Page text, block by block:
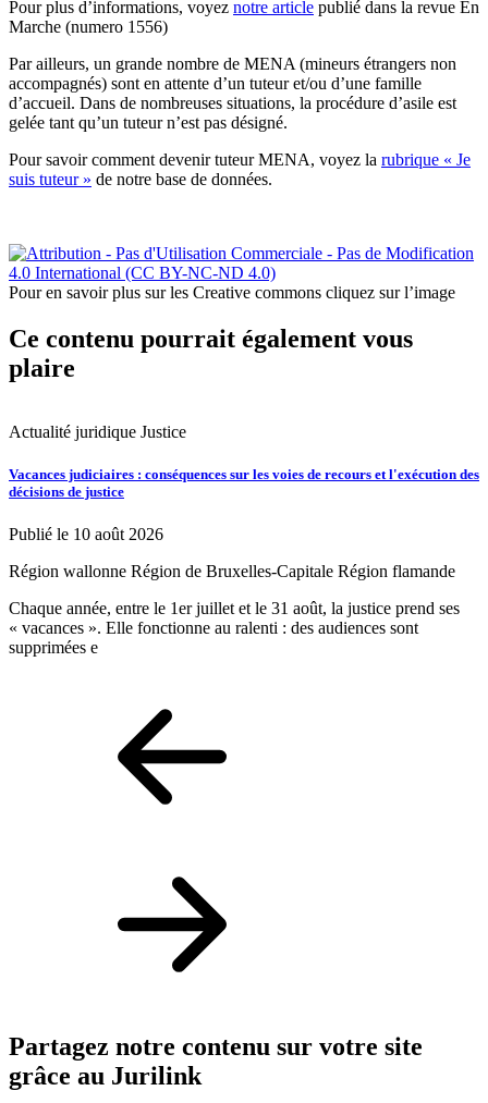
Pour plus d’informations, voyez notre article publié dans la revue En
Marche (numero 1556)
Par ailleurs, un grande nombre de MENA (mineurs étrangers non
accompagnés) sont en attente d’un tuteur et/ou d’une famille
d’accueil. Dans de nombreuses situations, la procédure d’asile est
gelée tant qu’un tuteur n’est pas désigné.
Pour savoir comment devenir tuteur MENA, voyez la rubrique « Je
suis tuteur » de notre base de données.
Pour en savoir plus sur les Creative commons cliquez sur l’image
Ce contenu pourrait également vous
plaire
Actualité juridique Justice
Vacances judiciaires : conséquences sur les voies de recours et l'exécution des
décisions de justice
Publié le 10 août 2026
Région wallonne Région de Bruxelles-Capitale Région flamande
Chaque année, entre le 1er juillet et le 31 août, la justice prend ses
« vacances ». Elle fonctionne au ralenti : des audiences sont
supprimées e
Partagez notre contenu sur votre site
grâce au Jurilink